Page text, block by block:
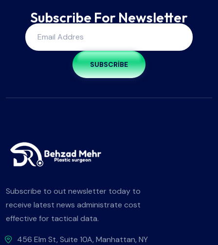
Subscribe For Newsletter
SUBSCRIBE
Subscribe to out newsletter today to
receive latest news administrate cost
effective for tactical data.
456 Elm St, Suite 10A, Manhattan, NY